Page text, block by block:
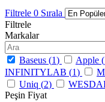
Filtrele 0 Sırala
Filtrele
Markalar
Baseus (1) Apple (
INFINITYLAB (1)
Uniq (2)
Peşin Fiyat